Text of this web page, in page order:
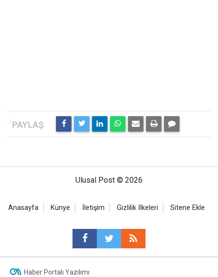
Ulusal Post © 2026
Anasayfa Künye İletişim Gizlilik İlkeleri Sitene Ekle
Haber Portalı Yazılımı